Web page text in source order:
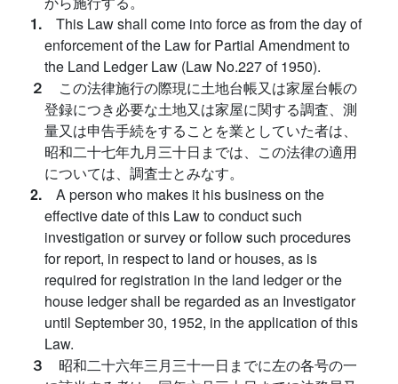
1. This Law shall come into force as from the day of
enforcement of the Law for Partial Amendment to
the Land Ledger Law (Law No.227 of 1950).
２ この法律施行の際現に土地台帳又は家屋台帳の
登録につき必要な土地又は家屋に関する調査、測
量又は申告手続をすることを業としていた者は、
昭和二十七年九月三十日までは、この法律の適用
については、調査士とみなす。
2. A person who makes it his business on the
effective date of this Law to conduct such
investigation or survey or follow such procedures
for report, in respect to land or houses, as is
required for registration in the land ledger or the
house ledger shall be regarded as an Investigator
until September 30, 1952, in the application of this
Law.
３ 昭和二十六年三月三十一日までに左の各号の一